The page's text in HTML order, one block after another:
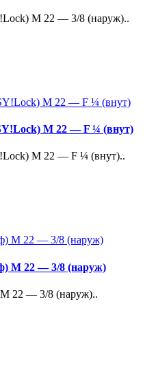
М 22 — 3/8 (наруж)..
М 22 — F ¼ (внут)
М 22 — F ¼ (внут)..
М 22 — 3/8 (наруж)
М 22 — 3/8 (наруж)..